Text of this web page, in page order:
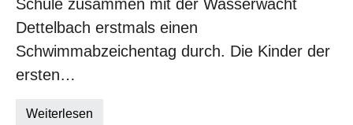
Schule zusammen mit der Wasserwacht
Dettelbach erstmals einen
Schwimmabzeichentag durch. Die Kinder der
ersten…
Weiterlesen